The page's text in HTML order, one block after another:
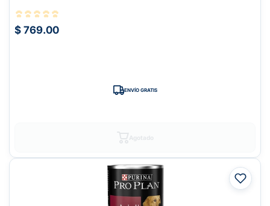
$ 769.00
ENVÍO GRATIS